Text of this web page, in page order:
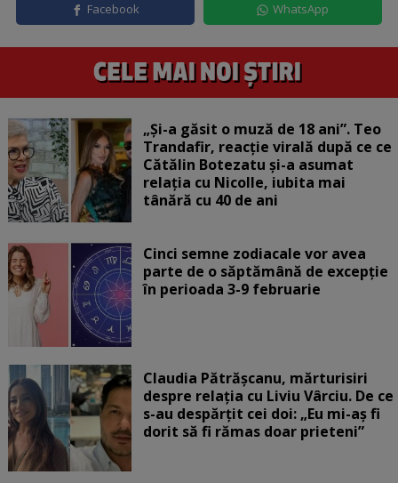
Facebook WhatsApp
„Și-a găsit o muză de 18 ani”. Teo
Trandafir, reacție virală după ce ce
Cătălin Botezatu și-a asumat
relația cu Nicolle, iubita mai
tânără cu 40 de ani
Cinci semne zodiacale vor avea
parte de o săptămână de excepție
în perioada 3-9 februarie
Claudia Pătrășcanu, mărturisiri
despre relația cu Liviu Vârciu. De ce
s-au despărțit cei doi: „Eu mi-aș fi
dorit să fi rămas doar prieteni”